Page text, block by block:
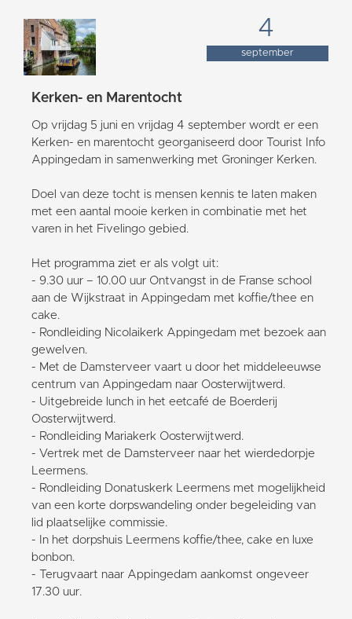
4
september
Kerken- en Marentocht
Op vrijdag 5 juni en vrijdag 4 september wordt er een
Kerken- en marentocht georganiseerd door Tourist Info
Appingedam in samenwerking met Groninger Kerken.
Doel van deze tocht is mensen kennis te laten maken
met een aantal mooie kerken in combinatie met het
varen in het Fivelingo gebied.
Het programma ziet er als volgt uit:
- 9.30 uur – 10.00 uur Ontvangst in de Franse school
aan de Wijkstraat in Appingedam met koffie/thee en
cake.
- Rondleiding Nicolaikerk Appingedam met bezoek aan
gewelven.
- Met de Damsterveer vaart u door het middeleeuwse
centrum van Appingedam naar Oosterwijtwerd.
- Uitgebreide lunch in het eetcafé de Boerderij
Oosterwijtwerd.
- Rondleiding Mariakerk Oosterwijtwerd.
- Vertrek met de Damsterveer naar het wierdedorpje
Leermens.
- Rondleiding Donatuskerk Leermens met mogelijkheid
van een korte dorpswandeling onder begeleiding van
lid plaatselijke commissie.
- In het dorpshuis Leermens koffie/thee, cake en luxe
bonbon.
- Terugvaart naar Appingedam aankomst ongeveer
17.30 uur.